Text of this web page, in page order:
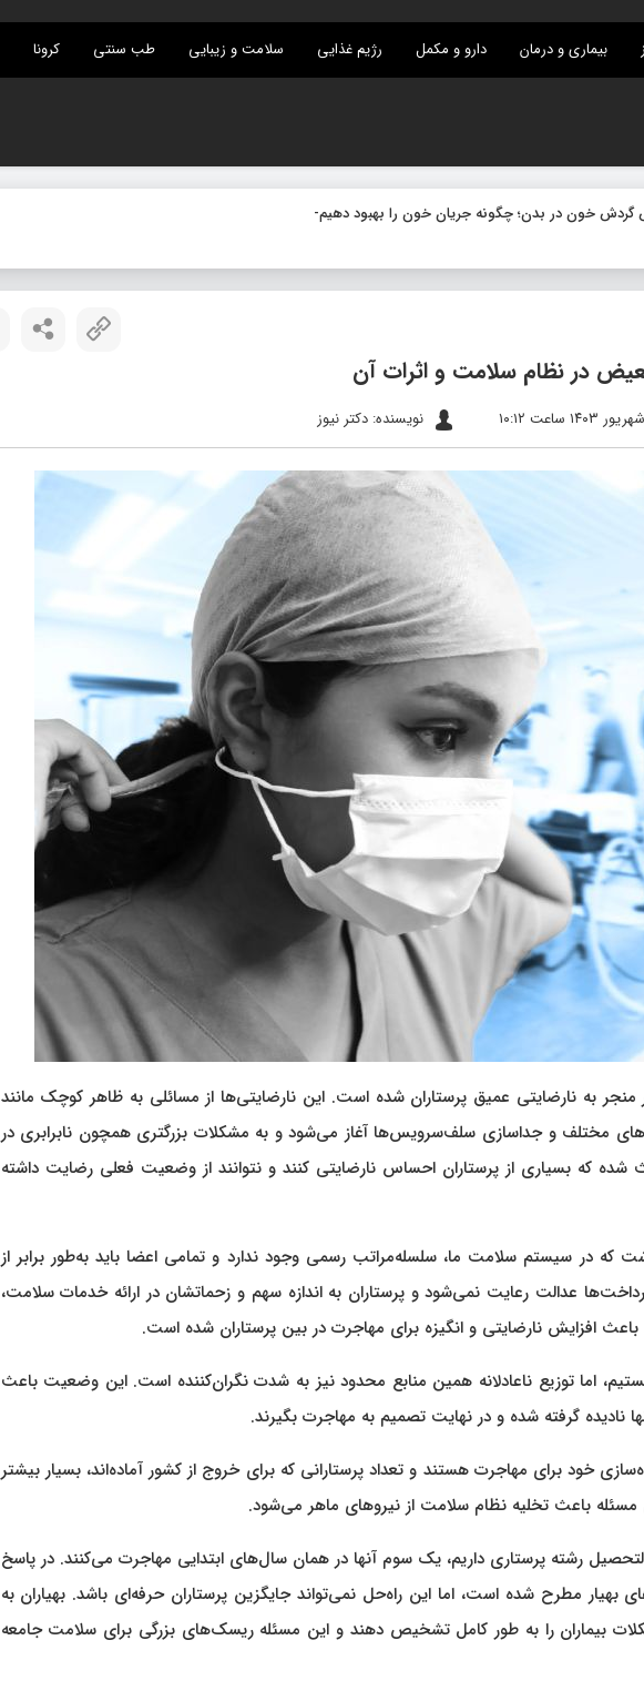
بیماری و درمان دارو و مکمل رژیم غذایی سلامت و زیبایی طب سنتی کرونا
در نظام سلامت و اثرات آن
نویسنده: دکتر نیوز
به نارضایتی عمیق پرستاران شده است. این نارضایتی‌ها از مسائلی به ظاهر کوچک مانند
مختلف و جداسازی سلف‌سرویس‌ها آغاز می‌شود و به مشکلات بزرگتری همچون نابرابری در
که بسیاری از پرستاران احساس نارضایتی کنند و نتوانند از وضعیت فعلی رضایت داشته
که در سیستم سلامت ما، سلسله‌مراتب رسمی وجود ندارد و تمامی اعضا باید به‌طور برابر از
عدالت رعایت نمی‌شود و پرستاران به اندازه سهم و زحماتشان در ارائه خدمات سلامت،
افزایش نارضایتی و انگیزه برای مهاجرت در بین پرستاران شده است.
اما توزیع ناعادلانه همین منابع محدود نیز به شدت نگران‌کننده است. این وضعیت باعث
نادیده گرفته شده و در نهایت تصمیم به مهاجرت بگیرند.
خود برای مهاجرت هستند و تعداد پرستارانی که برای خروج از کشور آماده‌اند، بسیار بیشتر
مسئله باعث تخلیه نظام سلامت از نیروهای ماهر می‌شود.
که سالانه حدود ۱۱ هزار فارغ‌التحصیل رشته پرستاری داریم، یک سوم آنها در همان سال‌های ابتدایی مهاجرت می‌کنند. در پاسخ
بهیار مطرح شده است، اما این راه‌حل نمی‌تواند جایگزین پرستاران حرفه‌ای باشد. بهیاران به
بیماران را به طور کامل تشخیص دهند و این مسئله ریسک‌های بزرگی برای سلامت جامعه